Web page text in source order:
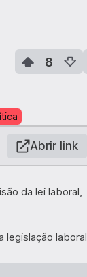
8
Abrir link
da lei laboral,
legislação laboral